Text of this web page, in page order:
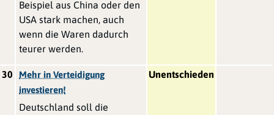
Beispiel aus China oder den
USA stark machen, auch
wenn die Waren dadurch
teurer werden.
30
Mehr in Verteidigung
investieren!
Deutschland soll die
Unentschieden